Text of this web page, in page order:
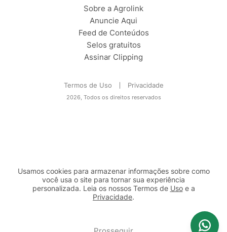
Sobre a Agrolink
Anuncie Aqui
Feed de Conteúdos
Selos gratuitos
Assinar Clipping
Termos de Uso Privacidade
2026, Todos os direitos reservados
Usamos cookies para armazenar informações sobre como
você usa o site para tornar sua experiência
personalizada. Leia os nossos Termos de Usoe a
Privacidade.